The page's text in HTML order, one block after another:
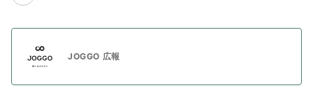
JOGGO 広報